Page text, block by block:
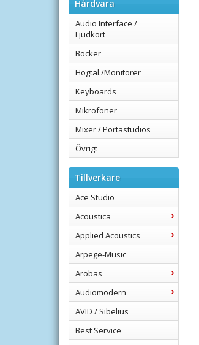
Hårdvara
Audio Interface /
Ljudkort
Böcker
Högtal./Monitorer
Keyboards
Mikrofoner
Mixer / Portastudios
Övrigt
Tillverkare
Ace Studio
Acoustica
Applied Acoustics
Arpege-Music
Arobas
Audiomodern
AVID / Sibelius
Best Service